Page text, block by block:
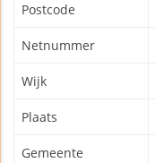
Postcode
Netnummer
Wijk
Plaats
Gemeente